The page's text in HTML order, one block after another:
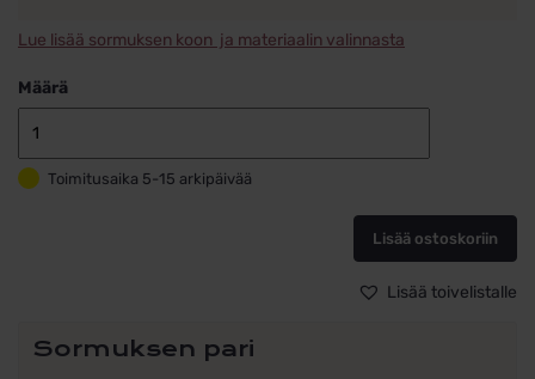
Lue lisää sormuksen koon ja materiaalin valinnasta
Määrä
ja
setti
14k
SR
Toimitusaika 5-15 arkipäivää
Lisää ostoskoriin
Lisää toivelistalle
Sormuksen pari